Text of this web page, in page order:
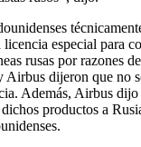
licencia especial para
rusas por razones
Airbus dijeron que no
Además, Airbus dijo
productos a